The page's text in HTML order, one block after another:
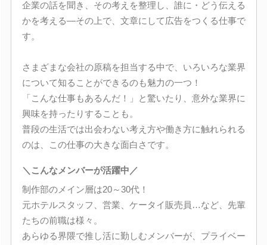
企業の話を聞き、その考えを整理し、誰に・どう伝える
かを考える―その上で、文章にして広告をつくる仕事で
す。
さまざまな会社の原稿を担当する中で、いろいろな業界
について知ることができるのも魅力の一つ！
「こんな仕事もあるんだ！」と驚いたり、意外な業界に
興味を持ったりすることも。
普段の生活では出会わない考え方や働き方に触れられる
のは、この仕事の大きな面白さです。
＼こんなメンバーが活躍中／
制作部のメイン層は20～30代！
元ホテルスタッフ、営業、ケータイ販売員…など、先輩
たちの前職は様々。
あらゆる界隈で推し活に勤しむメンバーが、プライベー